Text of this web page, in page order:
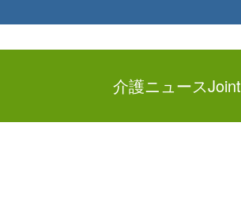
介護ニュースJoint